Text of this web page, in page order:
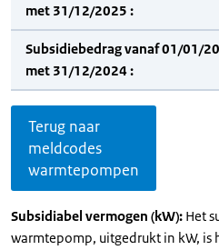
met 31/12/2025 :
Subsidiebedrag vanaf 01/01/
met 31/12/2024 :
Terug naar
meldcodes
warmtepompen
Subsidiabel vermogen (kW): Het
warmtepomp, uitgedrukt in kW, is